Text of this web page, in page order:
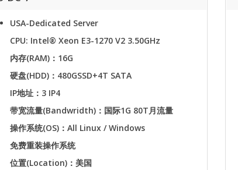
USA-Dedicated Server
CPU: Intel® Xeon E3-1270 V2 3.50GHz
内存(RAM)：16G
硬盘(HDD)：480GSSD+4T SATA
IP地址：3 IP4
带宽流量(Bandwridth)：国际1G 80T月流量
操作系统(OS)：All Linux / Windows
免费重装操作系统
位置(Location)：美国